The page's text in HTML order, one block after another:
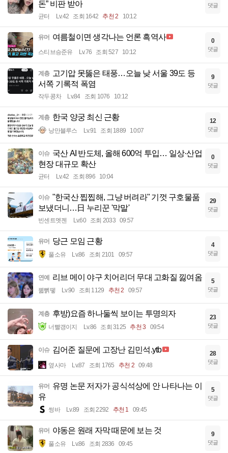
돈” 비판 받아
균터 Lv.42 조회 1642 추천 2 10:12
댓글
유머 여름철이면 생각나는 언론 흑역사
스티브승준유 Lv.76 조회 527 10:12
0
댓글
계층 고기압 못뚫은 태풍…오늘 낮 서울 39도 등
서쪽 기록적 폭염
작두콩차 Lv.84 조회 1076 10:12
9
댓글
계층 한국 양궁 최신 근황
낭만블루스 Lv.91 조회 1889 10:07
12
댓글
이슈 국산 AI 반도체, 올해 600억 투입… 일상·산업
현장 대규모 확산
균터 Lv.42 조회 896 10:04
0
댓글
이슈 "한국산 찝찝해, 그냥 버려라" 기껏 구호물품
보냈더니…日 누리꾼 '막말'
빈센트멧젠 Lv.60 조회 2033 09:57
29
댓글
유머 당근 모임 근황
풀소유 Lv.86 조회 2101 09:57
4
댓글
연예 리브 메이 야구 치어리더 무대 고화질 낋여옴
꿻뻵뗗 Lv.90 조회 1129 추천 2 09:57
5
댓글
계층 후방)요즘 하나둘씩 보이는 투명의자
너빨갱이지 Lv.86 조회 3125 추천 3 09:54
23
댓글
이슈 김어준 질문에 고장난 김민석.ytb
옆사마 Lv.87 조회 1765 추천 2 09:48
28
댓글
유머 유명 논문 저자가 공식석상에 안 나타나는 이
유
썽바 Lv.89 조회 2292 추천 1 09:45
5
댓글
유머 야동은 원래 자막 때문에 보는 것
풀소유 Lv.86 조회 2836 09:45
9
댓글